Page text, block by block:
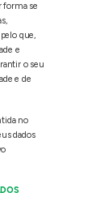
forma se
que,
e
o seu
e de
no
dados